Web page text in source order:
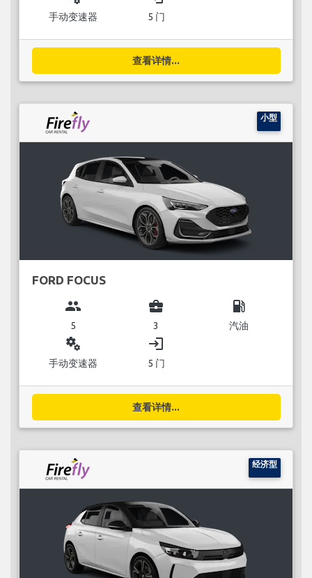
手动变速器 5 门
查看详情...
小型
FORD FOCUS
group
5
business_center
3
local_gas_station
汽油
miscellaneous_services
手动变速器
login
5 门
查看详情...
经济型